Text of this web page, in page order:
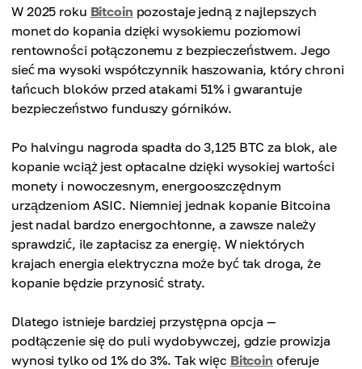
W 2025 roku Bitcoin pozostaje jedną z najlepszych
monet do kopania dzięki wysokiemu poziomowi
rentowności połączonemu z bezpieczeństwem. Jego
sieć ma wysoki współczynnik haszowania, który chroni
łańcuch bloków przed atakami 51% i gwarantuje
bezpieczeństwo funduszy górników.
Po halvingu nagroda spadła do 3,125 BTC za blok, ale
kopanie wciąż jest opłacalne dzięki wysokiej wartości
monety i nowoczesnym, energooszczędnym
urządzeniom ASIC. Niemniej jednak kopanie Bitcoina
jest nadal bardzo energochłonne, a zawsze należy
sprawdzić, ile zapłacisz za energię. W niektórych
krajach energia elektryczna może być tak droga, że
kopanie będzie przynosić straty.
Dlatego istnieje bardziej przystępna opcja —
podłączenie się do puli wydobywczej, gdzie prowizja
wynosi tylko od 1% do 3%. Tak więc Bitcoin oferuje